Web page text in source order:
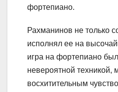
фортепиано.
Рахманинов не только
исполнял ее на
игра на фортепиано
невероятной техникой,
восхитительным